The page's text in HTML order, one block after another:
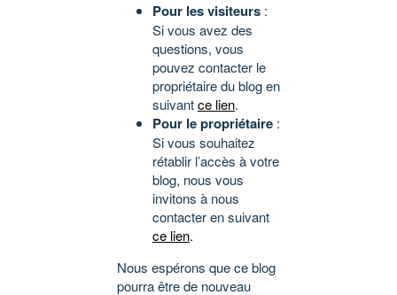
Pour les visiteurs :
Si vous avez des
questions, vous
pouvez contacter le
propriétaire du blog en
suivantce lien.
Pour le propriétaire :
Si vous souhaitez
rétablir l’accès à votre
blog, nous vous
invitons à nous
contacter en suivant
ce lien.
Nous espérons que ce blog
pourra être de nouveau